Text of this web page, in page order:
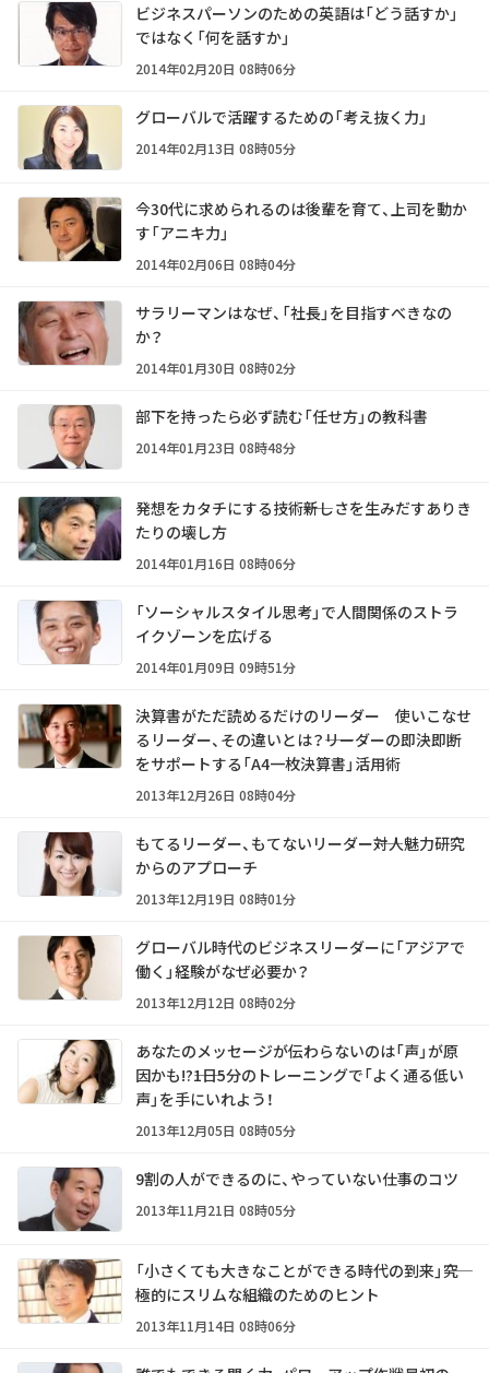
ビジネスパーソンのための英語は「どう話すか」
ではなく「何を話すか」
2014年02月20日 08時06分
グローバルで活躍するための「考え抜く力」
2014年02月13日 08時05分
今30代に求められるのは後輩を育て、上司を動か
す「アニキ力」
2014年02月06日 08時04分
サラリーマンはなぜ、「社長」を目指すべきなの
か？
2014年01月30日 08時02分
部下を持ったら必ず読む「任せ方」の教科書
2014年01月23日 08時48分
発想をカタチにする技術――新しさを生みだすありき
たりの壊し方
2014年01月16日 08時06分
「ソーシャルスタイル思考」で人間関係のストラ
イクゾーンを広げる
2014年01月09日 09時51分
決算書がただ読めるだけのリーダー 使いこなせ
るリーダー、その違いとは？――リーダーの即決即断
をサポートする「A4一枚決算書」活用術
2013年12月26日 08時04分
もてるリーダー、もてないリーダー――対人魅力研究
からのアプローチ
2013年12月19日 08時01分
グローバル時代のビジネスリーダーに「アジアで
働く」経験がなぜ必要か？
2013年12月12日 08時02分
あなたのメッセージが伝わらないのは「声」が原
因かも!?――1日5分のトレーニングで「よく通る低い
声」を手にいれよう！
2013年12月05日 08時05分
9割の人ができるのに、やっていない仕事のコツ
2013年11月21日 08時05分
「小さくても大きなことができる時代の到来」――究
極的にスリムな組織のためのヒント
2013年11月14日 08時06分